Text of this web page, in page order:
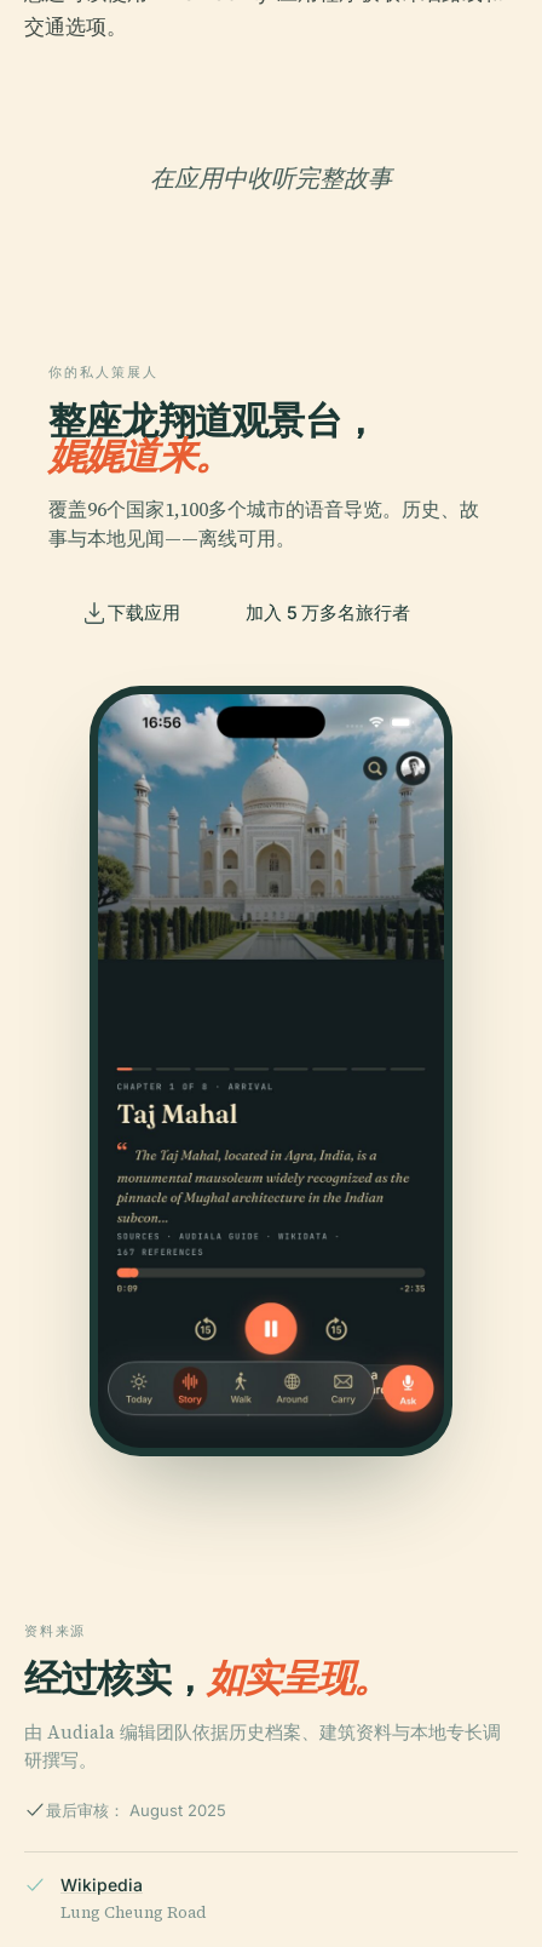
交通选项。
在应用中收听完整故事
你的私人策展人
整座龙翔道观景台，
娓娓道来。
覆盖96个国家1,100多个城市的语音导览。历史、故
事与本地见闻——离线可用。
下载应用 加入 5 万多名旅行者
资料来源
经过核实， 如实呈现。
由 Audiala 编辑团队依据历史档案、建筑资料与本地专长调
研撰写。
最后审核： August 2025
Wikipedia
Lung Cheung Road